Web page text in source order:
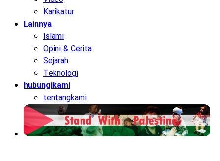
Karikatur
Lainnya
Islami
Opini & Cerita
Sejarah
Teknologi
hubungikami
tentangkami